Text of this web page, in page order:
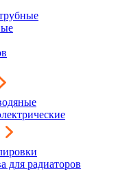
для радиаторов